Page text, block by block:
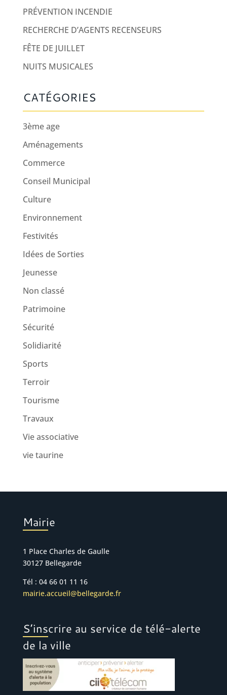
PRÉVENTION INCENDIE
RECHERCHE D’AGENTS RECENSEURS
FÊTE DE JUILLET
NUITS MUSICALES
CATÉGORIES
3ème age
Aménagements
Commerce
Conseil Municipal
Culture
Environnement
Festivités
Idées de Sorties
Jeunesse
Non classé
Patrimoine
Sécurité
Solidiarité
Sports
Terroir
Tourisme
Travaux
Vie associative
vie taurine
Mairie
1 Place Charles de Gaulle
30127 Bellegarde
Tél : 04 66 01 11 16
mairie.accueil@bellegarde.fr
S’inscrire au service de télé-alerte
de la ville